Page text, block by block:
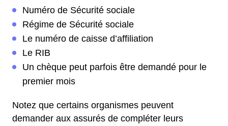
Numéro de Sécurité sociale
Régime de Sécurité sociale
Le numéro de caisse d’affiliation
Le RIB
Un chèque peut parfois être demandé pour le
premier mois
Notez que certains organismes peuvent
demander aux assurés de compléter leurs